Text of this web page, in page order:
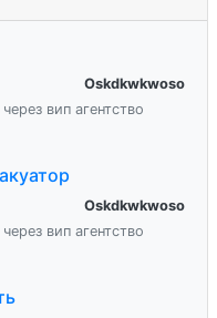
Oskdkwkwoso
вип агентство
Oskdkwkwoso
вип агентство